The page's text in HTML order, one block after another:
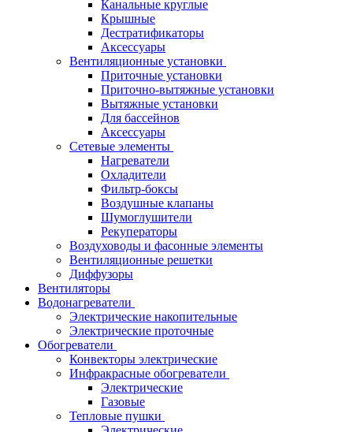
Канальные круглые
Крышные
Дестратификаторы
Аксессуары
Вентиляционные установки
Приточные установки
Приточно-вытяжные установки
Вытяжные установки
Для бассейнов
Аксессуары
Сетевые элементы
Нагреватели
Охладители
Фильтр-боксы
Воздушные клапаны
Шумоглушители
Рекуператоры
Воздуховоды и фасонные элементы
Вентиляционные решетки
Диффузоры
Вентиляторы
Водонагреватели
Электрические накопительные
Электрические проточные
Обогреватели
Конвекторы электрические
Инфракрасные обогреватели
Электрические
Газовые
Тепловые пушки